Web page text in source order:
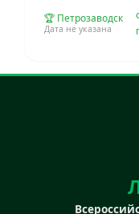
🏆 Петрозаводск
Дата не указана